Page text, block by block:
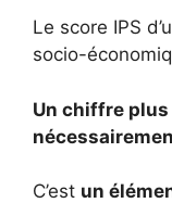
Le score IPS
socio-
Un chiffre
C’est un